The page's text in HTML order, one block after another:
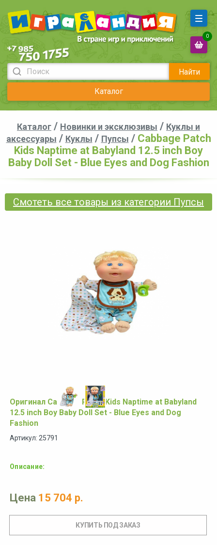
Найти
Каталог
0
Каталог / Новинки и эксклюзивы / Куклы и
аксессуары / Куклы / Пупсы / Cabbage Patch
Kids Naptime at Babyland 12.5 inch Boy
Baby Doll Set - Blue Eyes and Dog Fashion
Смотеть все товары из категории Пупсы
Оригинал Cabbage Patch Kids Naptime at Babyland
12.5 inch Boy Baby Doll Set - Blue Eyes and Dog
Fashion
Артикул: 25791
Описание:
Цена 15 704 р.